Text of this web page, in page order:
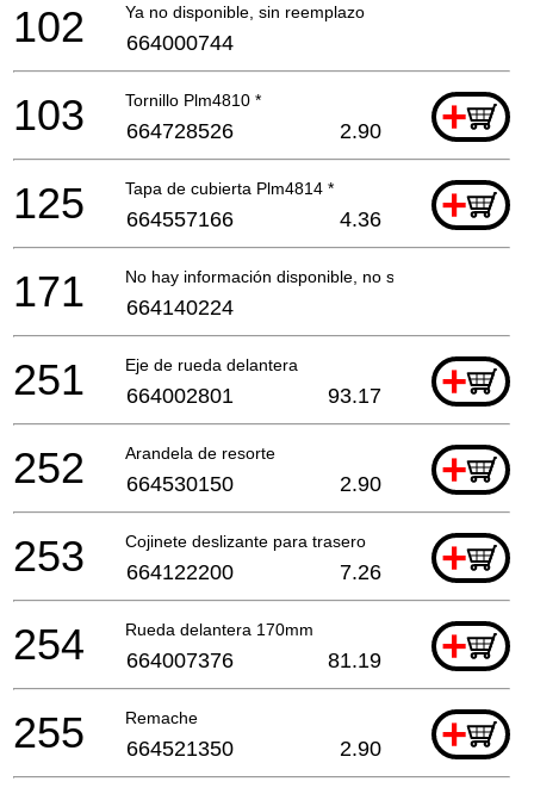
Ya no disponible, sin reemplazo
102 664000744
Tornillo Plm4810 * +
103 664728526 2.90
Tapa de cubierta Plm4814 * +
125 664557166 4.36
No hay información disponible, no se puede pedir
171 664140224
Eje de rueda delantera +
251 664002801 93.17
Arandela de resorte +
252 664530150 2.90
Cojinete deslizante para trasero +
253 664122200 7.26
Rueda delantera 170mm +
254 664007376 81.19
Remache +
255 664521350 2.90